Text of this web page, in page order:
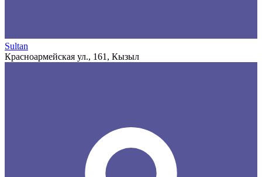
Sultan
Красноармейская ул., 161, Кызыл